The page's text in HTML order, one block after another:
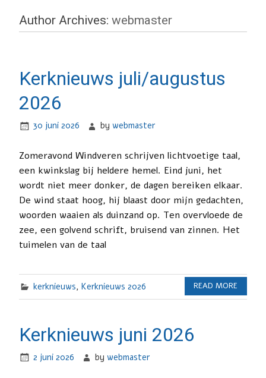
Author Archives: webmaster
Kerknieuws juli/augustus
2026
30 juni 2026 bywebmaster
Zomeravond Windveren schrijven lichtvoetige taal,
een kwinkslag bij heldere hemel. Eind juni, het
wordt niet meer donker, de dagen bereiken elkaar.
De wind staat hoog, hij blaast door mijn gedachten,
woorden waaien als duinzand op. Ten overvloede de
zee, een golvend schrift, bruisend van zinnen. Het
tuimelen van de taal
kerknieuws, Kerknieuws 2026 READ MORE
Kerknieuws juni 2026
2 juni 2026 bywebmaster